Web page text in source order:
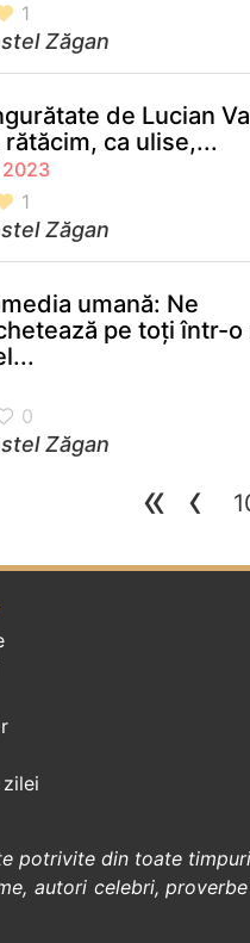
Zăgan
de Lucian
rătăcim, ca ulise,...
2023
Zăgan
umană: Ne
pe toți într-o
Zăgan
« ‹
potrivite din toate
, autori celebri,